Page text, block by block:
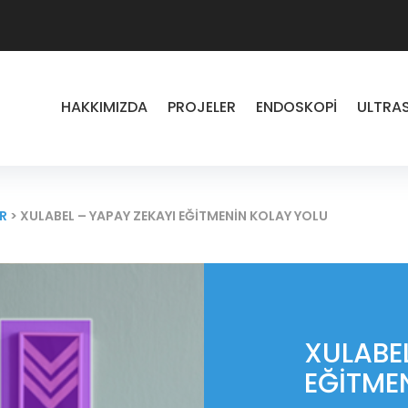
HAKKIMIZDA PROJELER ENDOSKOPI
> XULABEL – YAPAY ZEKAYI EĞITMENIN KOLAY YOLU